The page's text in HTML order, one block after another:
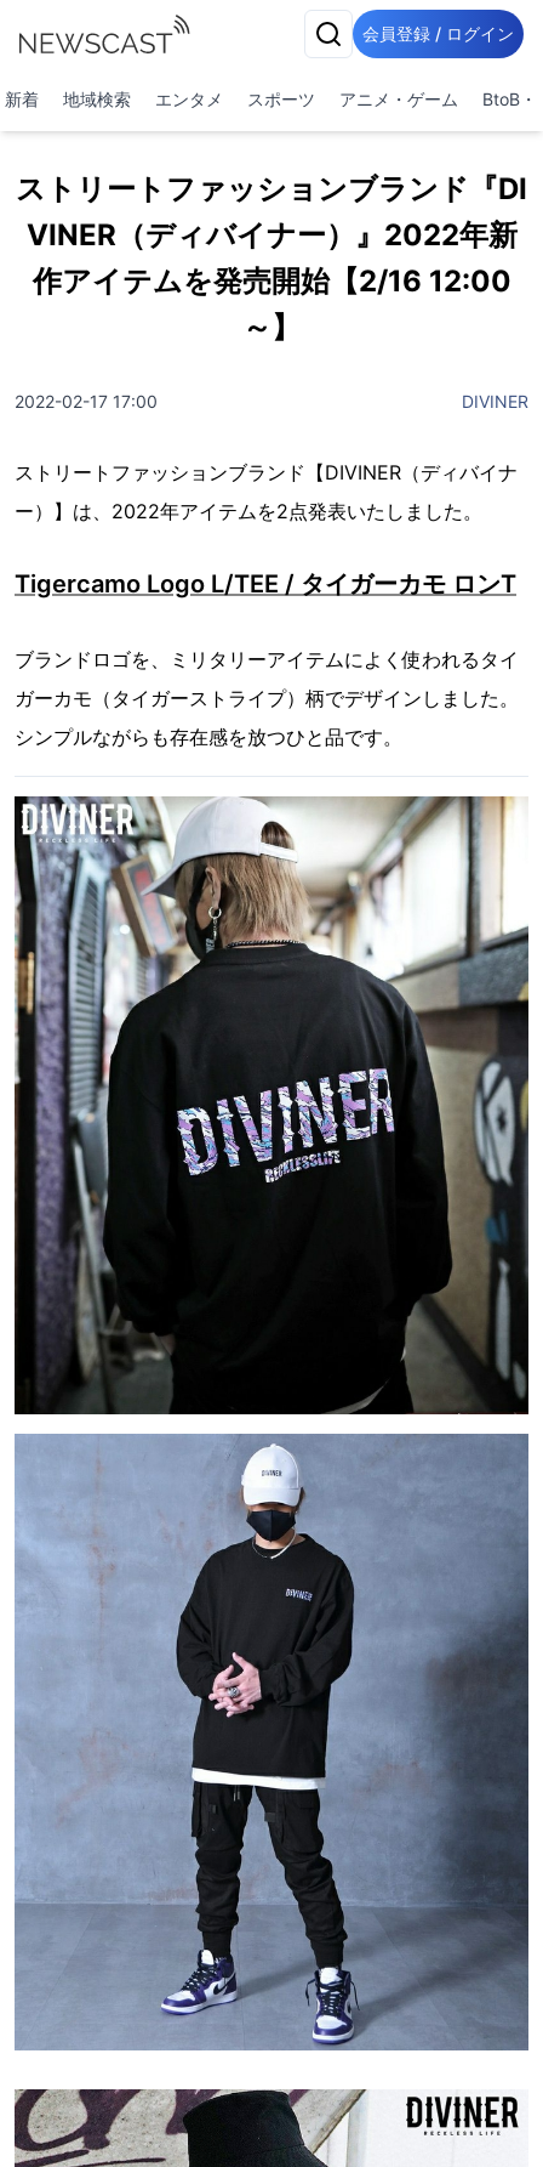
会員登録 / ログイン
新着 地域検索 エンタメ スポーツ アニメ・ゲーム BtoB・
ストリートファッションブランド『DI
VINER（ディバイナー）』2022年新
作アイテムを発売開始【2/16 12:00
～】
2022-02-17 17:00 DIVINER
ストリートファッションブランド【DIVINER（ディバイナ
ー）】は、2022年アイテムを2点発表いたしました。
Tigercamo Logo L/TEE / タイガーカモ ロンT
ブランドロゴを、ミリタリーアイテムによく使われるタイ
ガーカモ（タイガーストライプ）柄でデザインしました。
シンプルながらも存在感を放つひと品です。